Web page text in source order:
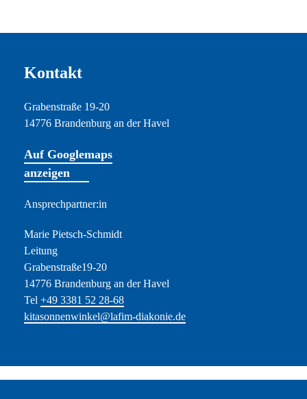
Kontakt
Grabenstraße 19-20
14776 Brandenburg an der Havel
Auf Googlemaps
anzeigen
Ansprechpartner:in
Marie Pietsch-Schmidt
Leitung
Grabenstraße19-20
14776 Brandenburg an der Havel
Tel +49 3381 52 28-68
kitasonnenwinkel@lafim-diakonie.de